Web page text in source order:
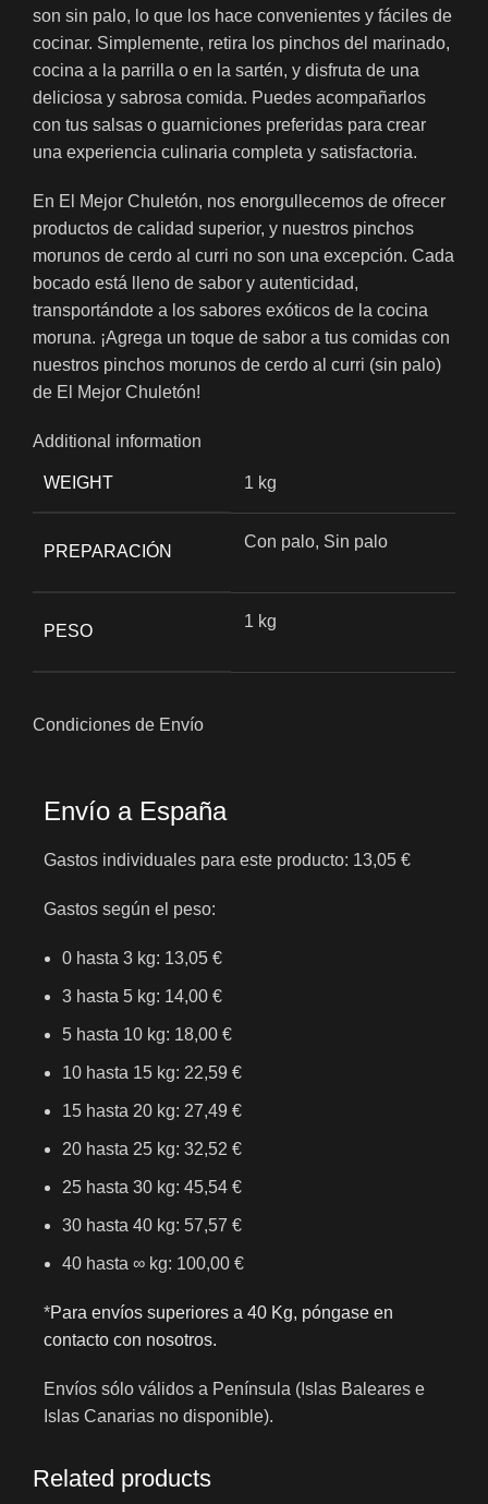
son sin palo, lo que los hace convenientes y fáciles de
cocinar. Simplemente, retira los pinchos del marinado,
cocina a la parrilla o en la sartén, y disfruta de una
deliciosa y sabrosa comida. Puedes acompañarlos
con tus salsas o guarniciones preferidas para crear
una experiencia culinaria completa y satisfactoria.
En El Mejor Chuletón, nos enorgullecemos de ofrecer
productos de calidad superior, y nuestros pinchos
morunos de cerdo al curri no son una excepción. Cada
bocado está lleno de sabor y autenticidad,
transportándote a los sabores exóticos de la cocina
moruna. ¡Agrega un toque de sabor a tus comidas con
nuestros pinchos morunos de cerdo al curri (sin palo)
de El Mejor Chuletón!
Additional information
WEIGHT 1 kg
PREPARACIÓN
Con palo, Sin palo
PESO
1 kg
Condiciones de Envío
Envío a España
Gastos individuales para este producto: 13,05 €
Gastos según el peso:
0 hasta 3 kg: 13,05 €
3 hasta 5 kg: 14,00 €
5 hasta 10 kg: 18,00 €
10 hasta 15 kg: 22,59 €
15 hasta 20 kg: 27,49 €
20 hasta 25 kg: 32,52 €
25 hasta 30 kg: 45,54 €
30 hasta 40 kg: 57,57 €
40 hasta ∞ kg: 100,00 €
*Para envíos superiores a 40 Kg, póngase en
contacto con nosotros.
Envíos sólo válidos a Península (Islas Baleares e
Islas Canarias no disponible).
Related products